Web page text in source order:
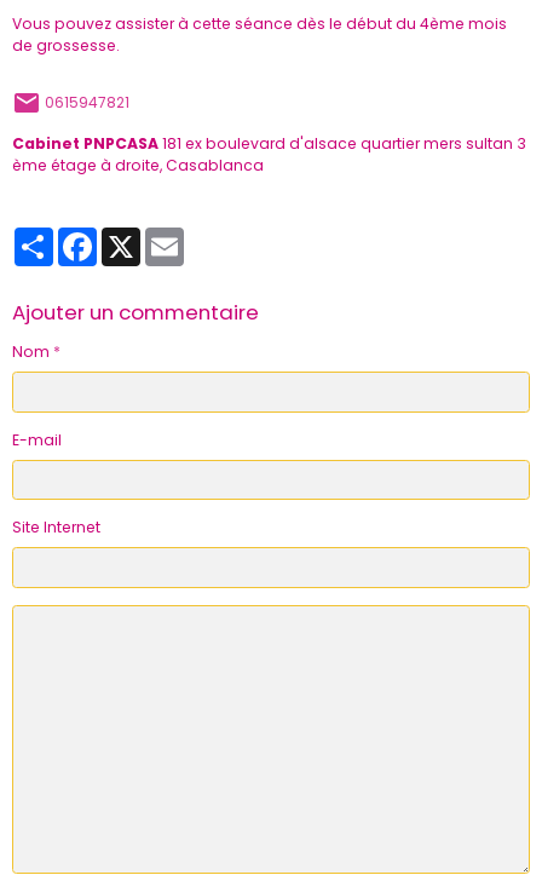
Vous pouvez assister à cette séance dès le début du 4ème mois
de grossesse.
0615947821
Cabinet PNPCASA181 ex boulevard d'alsace quartier mers sultan 3
ème étage à droite, Casablanca
PartagerFacebook
X
Ajouter un commentaire
Nom
E-mail
Site Internet